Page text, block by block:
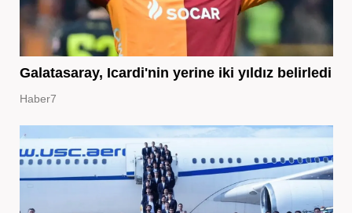
Galatasaray, Icardi'nin yerine iki yıldız belirledi
Haber7